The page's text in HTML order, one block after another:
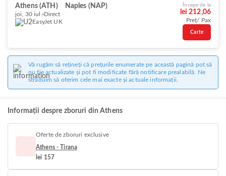
Athens (ATH) Naples (NAP)
joi, 30 iul.
Direct
EasyJet UK
Începe de la
lei 212,06
Preț/ Pax
Carte
Vă rugăm să rețineți că prețurile enumerate pe această pagină pot să
nu fie actualizate și pot fi modificate fără notificare prealabilă. Ne
străduim să oferim cele mai exacte și actuale informații.
Informații despre zboruri din Athens
Oferte de zboruri exclusive
Athens - Tirana
lei 157